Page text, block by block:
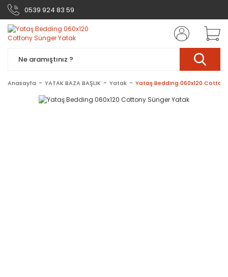
0539 924 83 59
Anasayfa YATAK BAZA BAŞLIK Yatak Yataş Bedding 060x120